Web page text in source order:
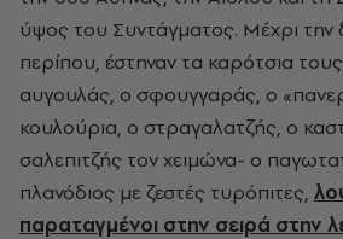
ύψος του Συντάγματος. Μέχρι την
περίπου, έστηναν τα καρότσια
αυγουλάς, ο σφουγγαράς, ο
κουλούρια, ο στραγαλατζής, ο
σαλεπιτζής τον χειμώνα- ο
πλανόδιος με ζεστές τυρόπιτες,
παραταγμένοι στην σειρά στην